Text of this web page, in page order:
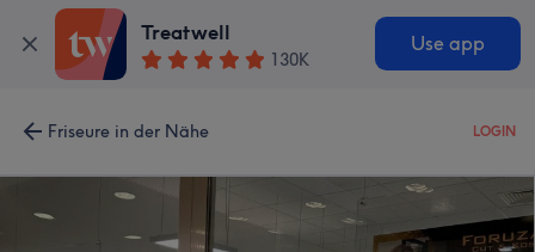
Treatwell
130K
Use app
Friseure in der Nähe LOGIN